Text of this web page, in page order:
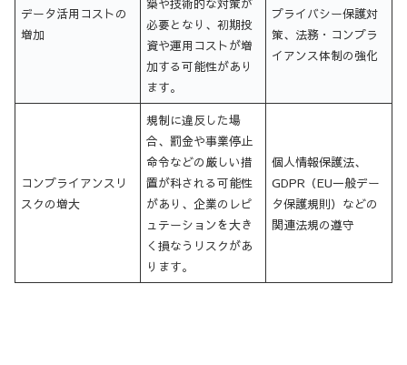
データ活用コストの
増加
築や技術的な対策が
必要となり、初期投
資や運用コストが増
加する可能性があり
ます。
プライバシー保護対
策、法務・コンプラ
イアンス体制の強化
コンプライアンスリ
スクの増大
規制に違反した場
合、罰金や事業停止
命令などの厳しい措
置が科される可能性
があり、企業のレピ
ュテーションを大き
く損なうリスクがあ
ります。
個人情報保護法、
GDPR（EU一般デー
タ保護規則）などの
関連法規の遵守